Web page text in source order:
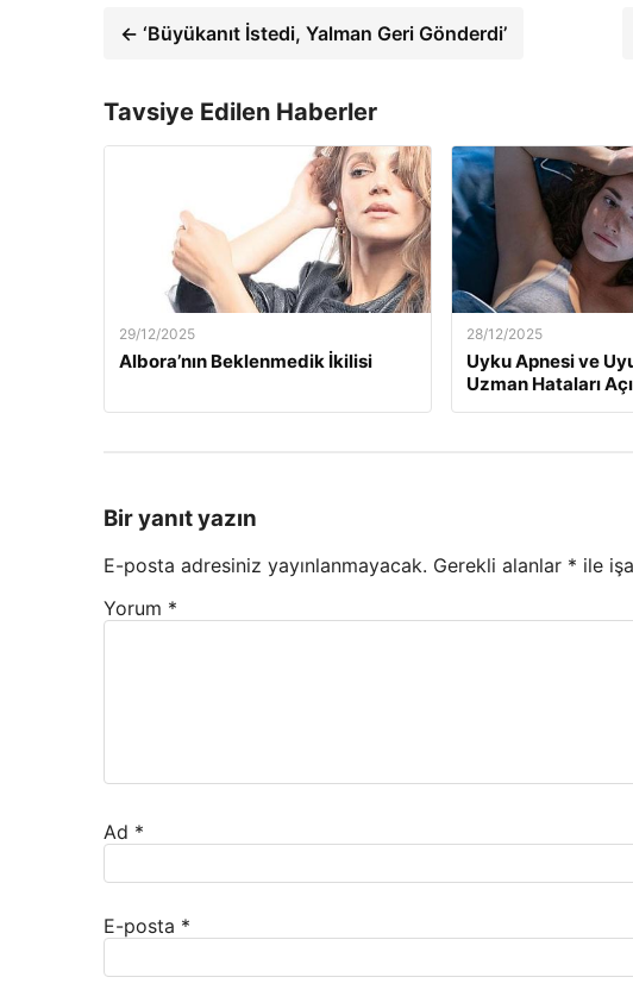
← ‘Büyükanıt İstedi, Yalman Geri Gönderdi’
Tavsiye Edilen Haberler
29/12/2025
Albora’nın Beklenmedik İkilisi
28/12/2025
Uyku Apnesi ve
Uzman Hataları
Bir yanıt yazın
E-posta adresiniz yayınlanmayacak. Gerekli alanlar * ile
Yorum *
Ad *
E-posta *